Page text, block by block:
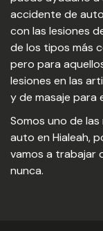
accidente de
con las lesiones
de los tipos más
pero para
lesiones en las
y de masaje para
Somos uno de
auto en Hialeah,
vamos a trabajar
nunca.